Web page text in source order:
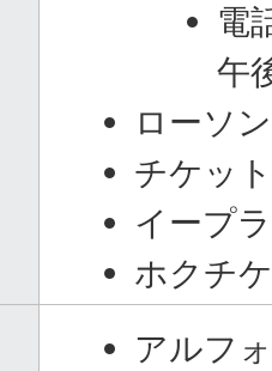
電
午
ローソ
チケッ
イープ
ホクチ
アルフ